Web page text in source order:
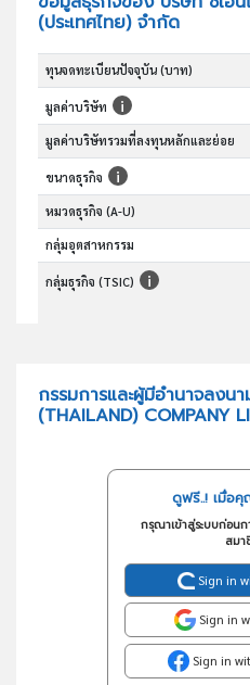
(ประเทศไทย) จำกัด
ทุนจดทะเบียนปัจจุบัน (บาท)
มูลค่าบริษัท
มูลค่าบริษัทรวมที่ลงทุนหลักและย่อย
ขนาดธุรกิจ
หมวดธุรกิจ (A-U)
กลุ่มอุตสาหกรรม
กลุ่มธุรกิจ (TSIC)
กรรมการและผู้มีอำนาจลงน
(THAILAND) COMPANY
ดูฟรี..! เมื่อคุ
กรุณาเข้าสู่ระบบก่อน
สมา
Sign in
Sign in
Sign in